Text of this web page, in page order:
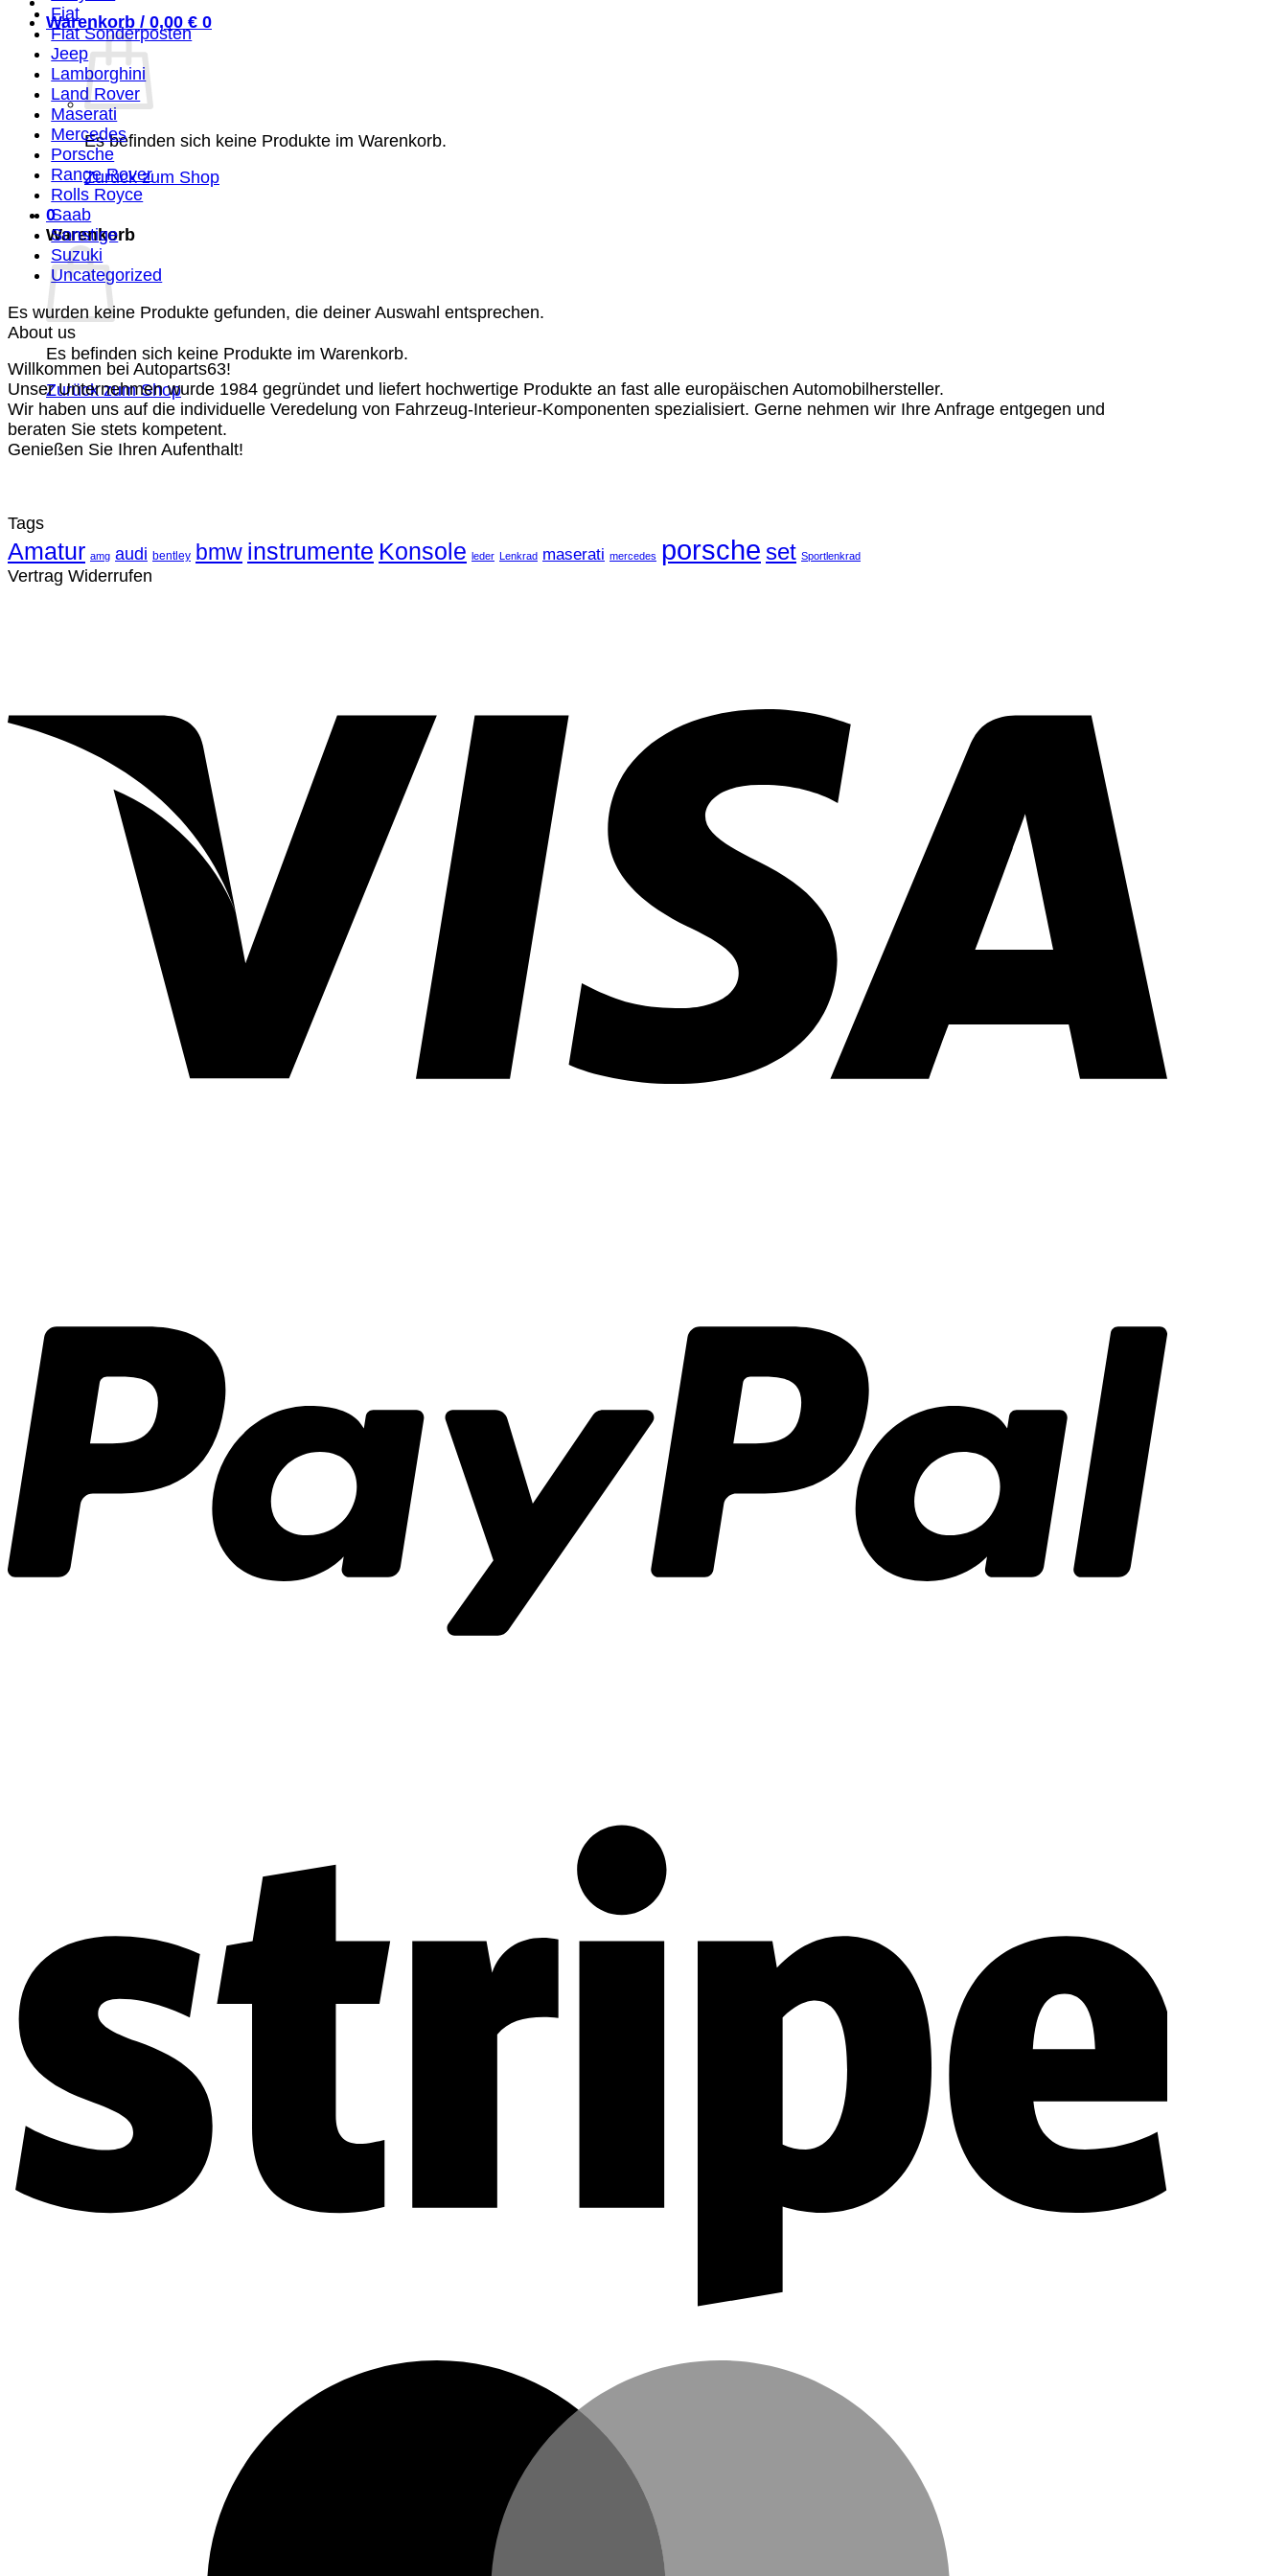
Warenkorb / 0,00 € 0
Es befinden sich keine Produkte im Warenkorb.
Zurück zum Shop
0
Warenkorb
Es befinden sich keine Produkte im Warenkorb.
Zurück zum Shop
Fiat
Fiat Sonderposten
Jeep
Lamborghini
Land Rover
Maserati
Mercedes
Porsche
Range Rover
Rolls Royce
Saab
Sonstige
Suzuki
Uncategorized
Es wurden keine Produkte gefunden, die deiner Auswahl entsprechen.
About us
Willkommen bei Autoparts63!
Unser Unternehmen wurde 1984 gegründet und liefert hochwertige Produkte an fast alle europäischen Automobilhersteller.
Wir haben uns auf die individuelle Veredelung von Fahrzeug-Interieur-Komponenten spezialisiert. Gerne nehmen wir Ihre Anfrage entgegen und
beraten Sie stets kompetent.
Genießen Sie Ihren Aufenthalt!
Tags
Amatur amg audi bentley bmw instrumente Konsole leder Lenkrad maserati mercedes porsche set Sportlenkrad
Vertrag Widerrufen